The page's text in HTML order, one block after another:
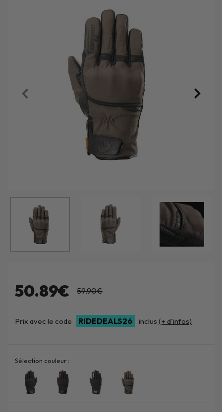
50.89€ 59.90€
Prix avec le code RIDEDEALS26 inclus (+ d'infos)
Sélection couleur :